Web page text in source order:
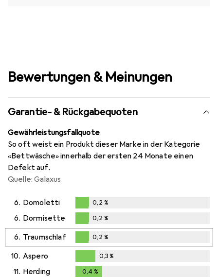
Bewertungen & Meinungen
Garantie- & Rückgabequoten
Gewährleistungsfallquote
So oft weist ein Produkt dieser Marke in der Kategorie
«Bettwäsche» innerhalb der ersten 24 Monate einen
Defekt auf.
Quelle: Galaxus
6. Domoletti
0,2%
0,2 %
6. Dormisette
0,2%
0,2 %
6. Traumschlaf
0,2%
0,2 %
10. Aspero
0,3%
0,3%
11. Herding 0,4 %